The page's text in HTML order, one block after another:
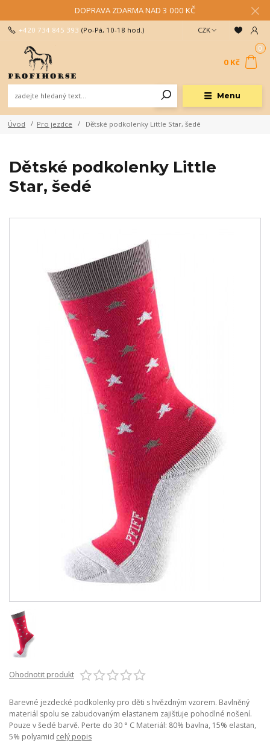
DOPRAVA ZDARMA NAD 3 000 KČ
Menu
CZK
+420 734 845 393 (Po-Pá, 10-18 hod.)
0
0 Kč
Úvod Pro jezdce Dětské podkolenky Little Star, šedé
Dětské podkolenky Little
Star, šedé
Ohodnotit produkt
Barevné jezdecké podkolenky pro děti s hvězdným vzorem. Bavlněný
materiál spolu se zabudovaným elastanem zajišťuje pohodlné nošení.
Pouze v šedé barvě. Perte do 30 ° C Materiál: 80% bavlna, 15% elastan,
5% polyamid celý popis